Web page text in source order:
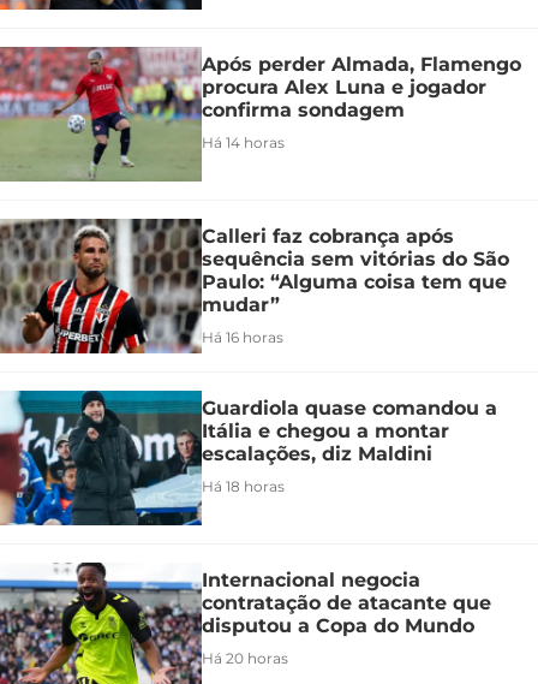
Após perder Almada, Flamengo
procura Alex Luna e jogador
confirma sondagem
Há 14 horas
Calleri faz cobrança após
sequência sem vitórias do São
Paulo: “Alguma coisa tem que
mudar”
Há 16 horas
Guardiola quase comandou a
Itália e chegou a montar
escalações, diz Maldini
Há 18 horas
Internacional negocia
contratação de atacante que
disputou a Copa do Mundo
Há 20 horas